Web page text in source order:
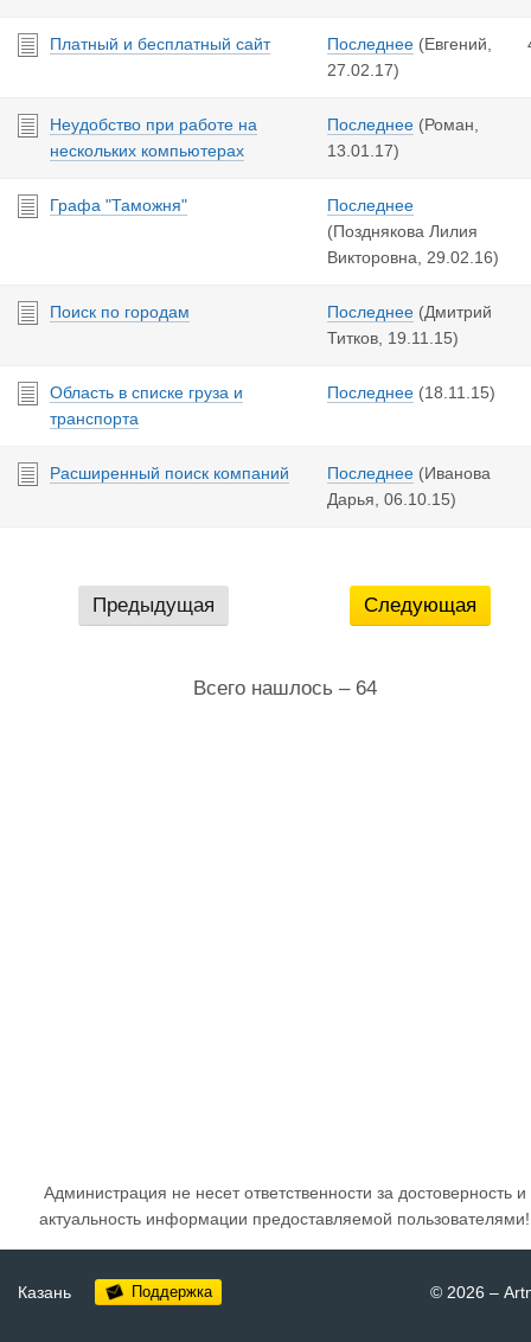
Платный и бесплатный сайт Последнее (Евгений,
27.02.17)
Неудобство при работе на
нескольких компьютерах
Последнее (Роман,
13.01.17)
Графа "Таможня"
Последнее
(Позднякова Лилия
Викторовна, 29.02.16)
Поиск по городам Последнее (Дмитрий
Титков, 19.11.15)
Область в списке груза и
транспорта
Последнее (18.11.15)
Расширенный поиск компаний Последнее (Иванова
Дарья, 06.10.15)
Предыдущая Следующая
Всего нашлось – 64
Администрация не несет ответственности за достоверность и
актуальность информации предоставляемой пользователями!
Казань Поддержка © 2026 –